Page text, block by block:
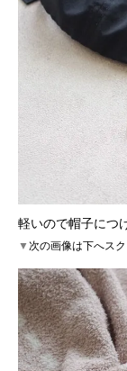
軽いので帽子につ
▼次の画像は下へス